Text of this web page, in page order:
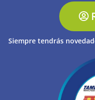
Siempre tendrás